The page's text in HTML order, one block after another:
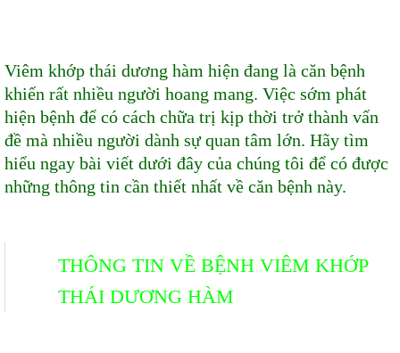
Viêm khớp thái dương hàm hiện đang là căn bệnh
khiến rất nhiều người hoang mang. Việc sớm phát
hiện bệnh để có cách chữa trị kịp thời trở thành vấn
đề mà nhiều người dành sự quan tâm lớn. Hãy tìm
hiểu ngay bài viết dưới đây của chúng tôi để có được
những thông tin cần thiết nhất về căn bệnh này.
THÔNG TIN VỀ BỆNH VIÊM KHỚP
THÁI DƯƠNG HÀM